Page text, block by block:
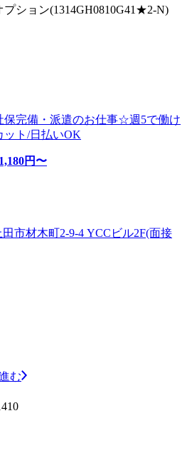
ション(1314GH0810G41★2-N)
保完備・派遣のお仕事☆週5で働け
ト/日払いOK
円〜
市材木町2-9-4 YCCビル2F(面接
む